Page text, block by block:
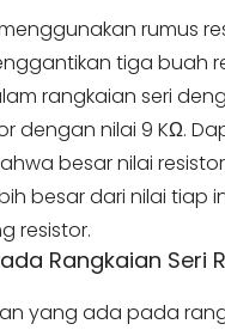
rumus
tiga buah
rangkaian seri
dengan nilai 9 KΩ.
besar nilai
besar dari nilai tiap
resistor.
Rangkaian Seri
yang ada pada